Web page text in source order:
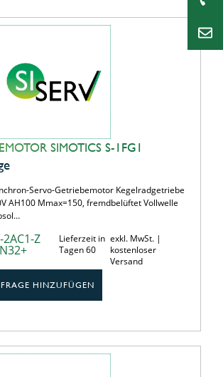
SIMOTICS S-1FG1
Servo-Getriebemotor Kegelradgetriebe
AH100 Mmax=150, fremdbelüftet Vollwelle
Z
Lieferzeit in
Tagen 60
exkl. MwSt. |
kostenloser
Versand
HINZUFÜGEN